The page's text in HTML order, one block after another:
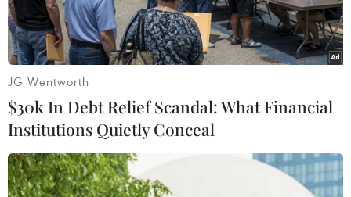
JG Wentworth
$30k In Debt Relief Scandal: What Financial
Institutions Quietly Conceal